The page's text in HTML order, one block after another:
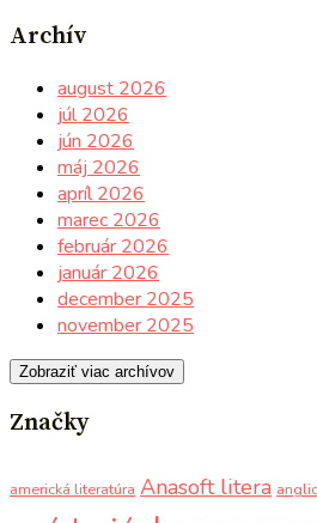
Archív
august 2026
júl 2026
jún 2026
máj 2026
apríl 2026
marec 2026
február 2026
január 2026
december 2025
november 2025
Zobraziť viac archívov
Značky
americká literatúra Anasoft litera